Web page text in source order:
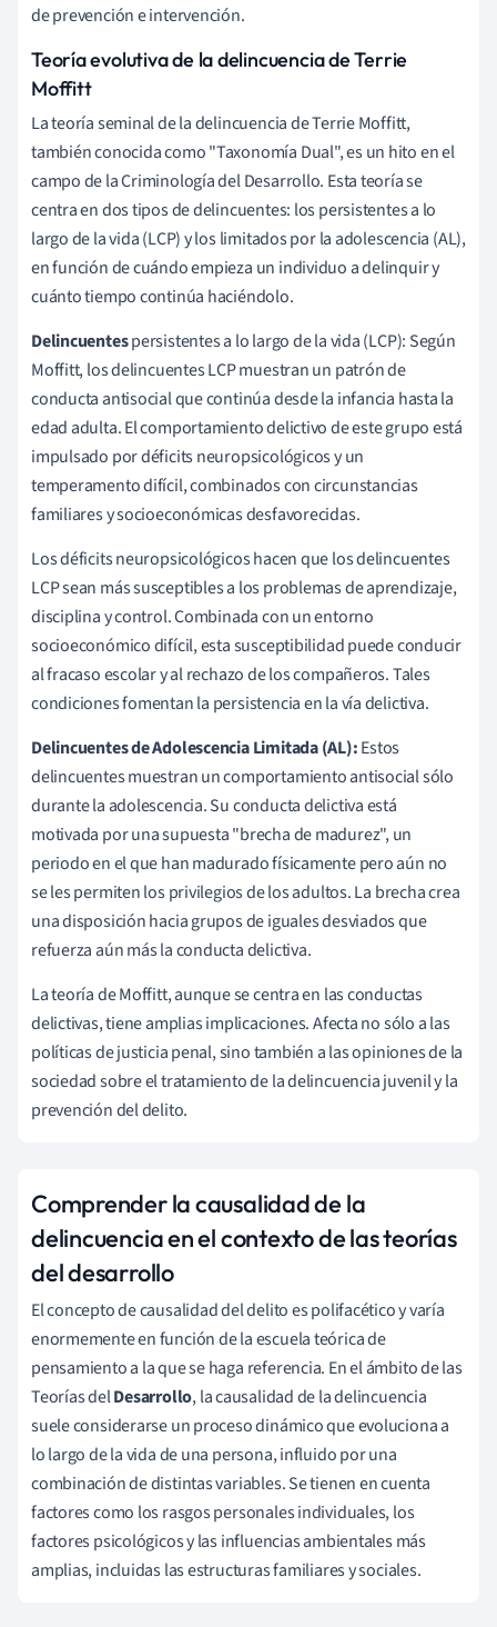
de prevención e intervención.
Teoría evolutiva de la delincuencia de Terrie
Moffitt
La teoría seminal de la delincuencia de Terrie Moffitt,
también conocida como "Taxonomía Dual", es un hito en el
campo de la Criminología del Desarrollo. Esta teoría se
centra en dos tipos de delincuentes: los persistentes a lo
largo de la vida (LCP) y los limitados por la adolescencia (AL),
en función de cuándo empieza un individuo a delinquir y
cuánto tiempo continúa haciéndolo.
Delincuentespersistentes a lo largo de la vida (LCP): Según
Moffitt, los delincuentes LCP muestran un patrón de
conducta antisocial que continúa desde la infancia hasta la
edad adulta. El comportamiento delictivo de este grupo está
impulsado por déficits neuropsicológicos y un
temperamento difícil, combinados con circunstancias
familiares y socioeconómicas desfavorecidas.
Los déficits neuropsicológicos hacen que los delincuentes
LCP sean más susceptibles a los problemas de aprendizaje,
disciplina y control. Combinada con un entorno
socioeconómico difícil, esta susceptibilidad puede conducir
al fracaso escolar y al rechazo de los compañeros. Tales
condiciones fomentan la persistencia en la vía delictiva.
Delincuentes de Adolescencia Limitada (AL):Estos
delincuentes muestran un comportamiento antisocial sólo
durante la adolescencia. Su conducta delictiva está
motivada por una supuesta "brecha de madurez", un
periodo en el que han madurado físicamente pero aún no
se les permiten los privilegios de los adultos. La brecha crea
una disposición hacia grupos de iguales desviados que
refuerza aún más la conducta delictiva.
La teoría de Moffitt, aunque se centra en las conductas
delictivas, tiene amplias implicaciones. Afecta no sólo a las
políticas de justicia penal, sino también a las opiniones de la
sociedad sobre el tratamiento de la delincuencia juvenil y la
prevención del delito.
Comprender la causalidad de la
delincuencia en el contexto de las teorías
del desarrollo
El concepto de causalidad del delito es polifacético y varía
enormemente en función de la escuela teórica de
pensamiento a la que se haga referencia. En el ámbito de las
Teorías delDesarrollo, la causalidad de la delincuencia
suele considerarse un proceso dinámico que evoluciona a
lo largo de la vida de una persona, influido por una
combinación de distintas variables. Se tienen en cuenta
factores como los rasgos personales individuales, los
factores psicológicos y las influencias ambientales más
amplias, incluidas las estructuras familiares y sociales.